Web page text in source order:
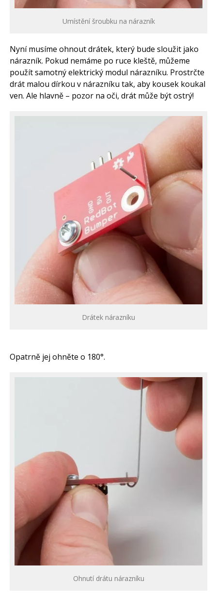
Umístění šroubku na nárazník
Nyní musíme ohnout drátek, který bude sloužit jako
nárazník. Pokud nemáme po ruce kleště, můžeme
použít samotný elektrický modul nárazníku. Prostrčte
drát malou dírkou v nárazníku tak, aby kousek koukal
ven. Ale hlavně – pozor na oči, drát může být ostrý!
Drátek nárazníku
Opatrně jej ohněte o 180°.
Ohnutí drátu nárazníku